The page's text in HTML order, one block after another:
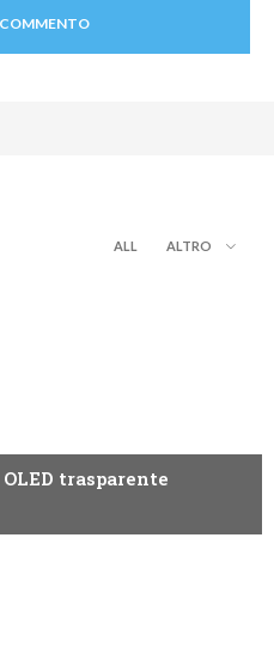
ALL ALTRO
trasparente